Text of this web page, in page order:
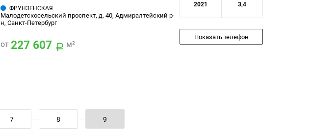
ФРУНЗЕНСКАЯ
Малодетскосельский проспект, д. 40, Адмиралтейский р-
н, Санкт-Петербург
от 227 607 м²
2021 3,4
Показать телефон
7 8 9